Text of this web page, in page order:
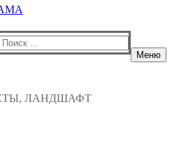
Найти:
Меню
ЛАНДШАФТ